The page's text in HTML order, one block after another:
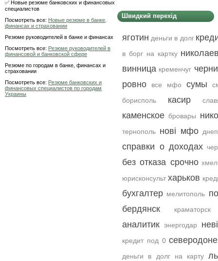
✅ Новые резюме банковских и финансовых
специалистов
Посмотреть все: Новые резюме в банке,
финансах и страховании
Резюме руководителей в банке и финансах
Посмотреть все: Резюме руководителей в
финансовой и банковской сфере
Резюме по городам в банке, финансах и
страховании
Посмотреть все: Резюме банковских и
финансовых специалистов по городам
Украины
Швидкий перехід
яготин деньги в долг
в борг на картку
винница кременчуг
ровно
все мфо сумы
борисполь
касир
каменское бровары
тернополь нові мфо
справки о доходах
без отказа срочно
юрисконсульт харьков
бухгалтер мелитополь
бердянск
краматорск
аналитик энергодар
кредит под 0
деньги в долг на карту